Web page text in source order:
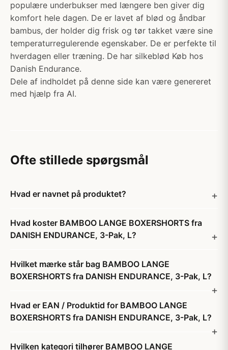
populære underbukser med længere ben giver dig
komfort hele dagen. De er lavet af blød og åndbar
bambus, der holder dig frisk og tør takket være sine
temperaturregulerende egenskaber. De er perfekte til
hverdagen eller træning. De har silkeblød Køb hos
Danish Endurance.
Dele af indholdet på denne side kan være genereret
med hjælp fra AI.
Ofte stillede spørgsmål
Hvad er navnet på produktet?
Hvad koster BAMBOO LANGE BOXERSHORTS fra
DANISH ENDURANCE, 3-Pak, L?
Hvilket mærke står bag BAMBOO LANGE
BOXERSHORTS fra DANISH ENDURANCE, 3-Pak, L?
Hvad er EAN / Produktid for BAMBOO LANGE
BOXERSHORTS fra DANISH ENDURANCE, 3-Pak, L?
Hvilken kategori tilhører BAMBOO LANGE